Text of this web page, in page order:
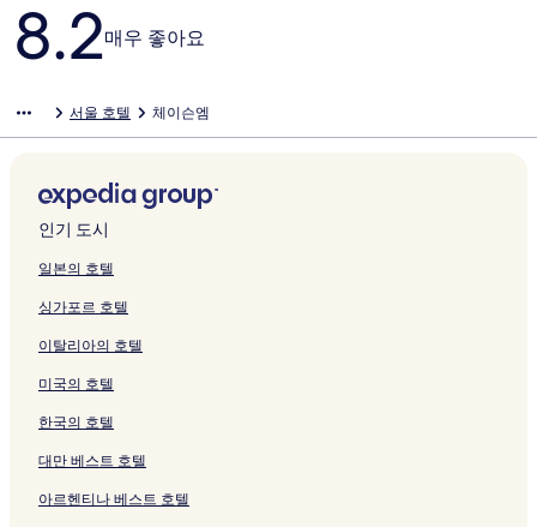
용
기
8.2매우 좋아요
서울 호텔 체이슨엠
인기 도시
일본의 호텔
싱가포르 호텔
이탈리아의 호텔
미국의 호텔
한국의 호텔
대만 베스트 호텔
아르헨티나 베스트 호텔